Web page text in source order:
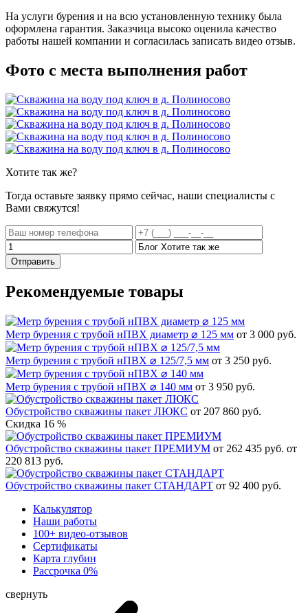
На услуги бурения и на всю установленную технику была
оформлена гарантия. Заказчица высоко оценила качество
работы нашей компании и согласилась записать видео отзыв.
Фото с места выполнения работ
Хотите так же?
Тогда оставьте заявку прямо сейчас, наши специалисты с
Вами свяжутся!
Отправить
Рекомендуемые товары
Метр бурения с трубой нПВХ диаметр ⌀ 125 мм от 3 000 руб.
Метр бурения с трубой нПВХ ⌀ 125/7,5 мм от 3 250 руб.
Метр бурения с трубой нПВХ ⌀ 140 мм от 3 950 руб.
Обустройство скважины пакет ЛЮКС от 207 860 руб.
Скидка 16 %
Обустройство скважины пакет ПРЕМИУМ от 262 435 руб. от
220 813 руб.
Обустройство скважины пакет СТАНДАРТ от 92 400 руб.
Калькулятор
Наши работы
100+ видео-отзывов
Сертификаты
Карта глубин
Рассрочка 0%
свернуть